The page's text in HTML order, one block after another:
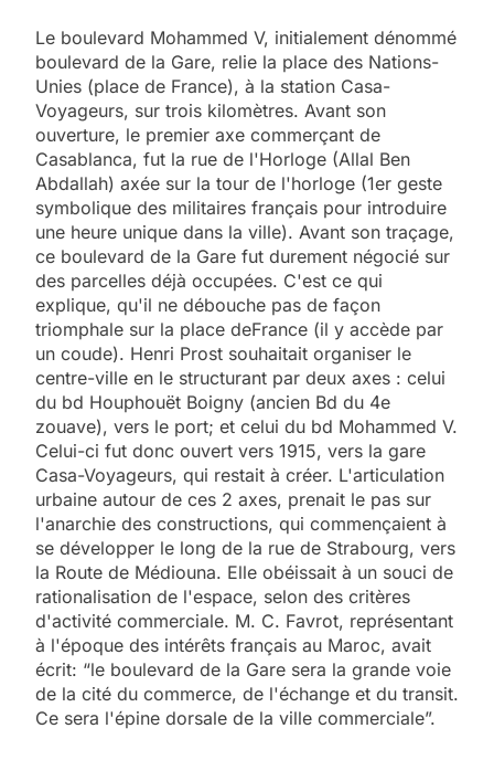
Le boulevard Mohammed V, initialement dénommé
boulevard de la Gare, relie la place des Nations-
Unies (place de France), à la station Casa-
Voyageurs, sur trois kilomètres. Avant son
ouverture, le premier axe commerçant de
Casablanca, fut la rue de l'Horloge (Allal Ben
Abdallah) axée sur la tour de l'horloge (1er geste
symbolique des militaires français pour introduire
une heure unique dans la ville). Avant son traçage,
ce boulevard de la Gare fut durement négocié sur
des parcelles déjà occupées. C'est ce qui
explique, qu'il ne débouche pas de façon
triomphale sur la place deFrance (il y accède par
un coude). Henri Prost souhaitait organiser le
centre-ville en le structurant par deux axes : celui
du bd Houphouët Boigny (ancien Bd du 4e
zouave), vers le port; et celui du bd Mohammed V.
Celui-ci fut donc ouvert vers 1915, vers la gare
Casa-Voyageurs, qui restait à créer. L'articulation
urbaine autour de ces 2 axes, prenait le pas sur
l'anarchie des constructions, qui commençaient à
se développer le long de la rue de Strabourg, vers
la Route de Médiouna. Elle obéissait à un souci de
rationalisation de l'espace, selon des critères
d'activité commerciale. M. C. Favrot, représentant
à l'époque des intérêts français au Maroc, avait
écrit: “le boulevard de la Gare sera la grande voie
de la cité du commerce, de l'échange et du transit.
Ce sera l'épine dorsale de la ville commerciale”.